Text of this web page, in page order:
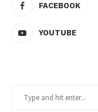
FACEBOOK
YOUTUBE